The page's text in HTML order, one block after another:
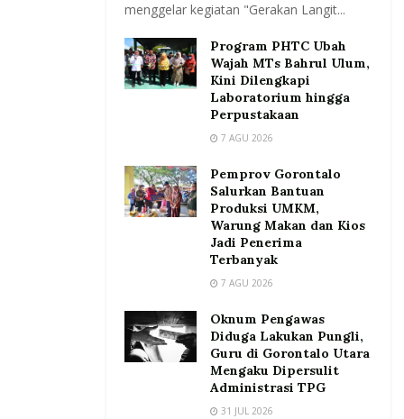
menggelar kegiatan "Gerakan Langit...
Program PHTC Ubah
Wajah MTs Bahrul Ulum,
Kini Dilengkapi
Laboratorium hingga
Perpustakaan
7 AGU 2026
Pemprov Gorontalo
Salurkan Bantuan
Produksi UMKM,
Warung Makan dan Kios
Jadi Penerima
Terbanyak
7 AGU 2026
Oknum Pengawas
Diduga Lakukan Pungli,
Guru di Gorontalo Utara
Mengaku Dipersulit
Administrasi TPG
31 JUL 2026